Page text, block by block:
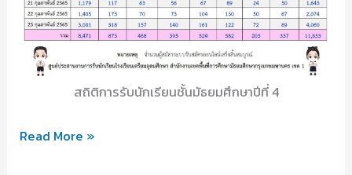
สถิติการรับนักเรียนชั้นมัธยมศึกษาปีที่ 4
เตรียม
Read More »